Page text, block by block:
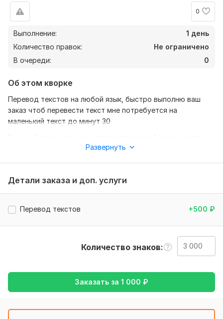
0
Выполнение:
1 день
Количество правок:
Не ограничено
В очереди:
0
Об этом кворке
Перевод текстов на любой язык, быстро выполню ваш
заказ чтоб перевести текст мне потребуется на
маленький текст до минут 30
тг@dxwivxi или в приложении
Нужно для заказа:
Чтоб выполнить ваш заказ, вы должны скинуть мне в
Тематика: Авто и мото,
и мода,Отдых и развлечения,Другое
Объем услуги в кворке: 3 000 знаков
Развернуть
Детали заказа и доп. услуги
Перевод текстов +500 ₽
Количество знаков
Заказать за 1 000 ₽